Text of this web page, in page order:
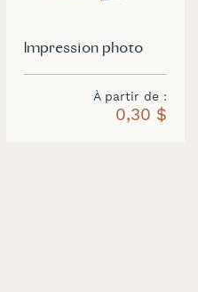
Impression photo
À partir de
0,30 $